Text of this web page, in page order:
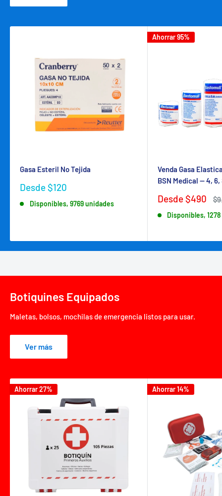
Gasa Esteril No Tejida
Precio
venta
Desde $120
Disponibles, 9769 unidades
Ahorrar 95%
Venda Gasa
BSN Medical — 4, 6,
Precio
venta
Desde $490
Disponibles,
Botiquines Equipados
Maletas, bolsos, mochilas de emergencia listos para usar.
Ver más
Ahorrar 27% Ahorrar 14%